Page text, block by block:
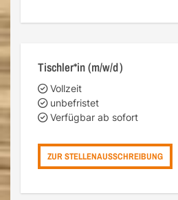
Tischler*in (m/w/d)
Vollzeit
unbefristet
Verfügbar ab sofort
ZUR STELLENAUSSCHREIBUNG